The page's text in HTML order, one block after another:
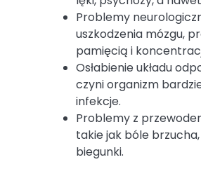
Problemy
uszkodzenia mózgu,
pamięcią i
Osłabienie układu
czyni organizm
infekcje.
Problemy z
takie jak bóle
biegunki.